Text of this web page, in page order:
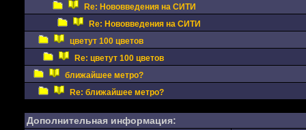
Re: Нововведения на СИТИ
Re: Нововведения на СИТИ
цветут 100 цветов
Re: цветут 100 цветов
ближайшее метро?
Re: ближайшее метро?
Дополнительная информация: